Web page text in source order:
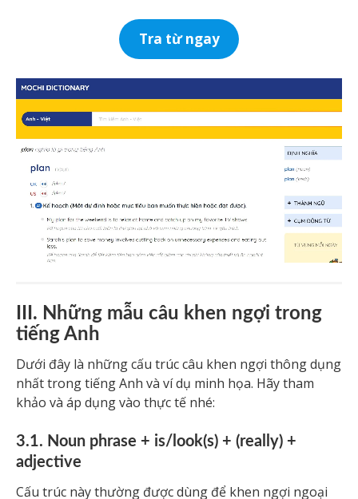
Tra từ ngay
III. Những mẫu câu khen ngợi trong
tiếng Anh
Dưới đây là những cấu trúc câu khen ngợi thông dụng
nhất trong tiếng Anh và ví dụ minh họa. Hãy tham
khảo và áp dụng vào thực tế nhé:
3.1. Noun phrase + is/look(s) + (really) +
adjective
Cấu trúc này thường được dùng để khen ngợi ngoại